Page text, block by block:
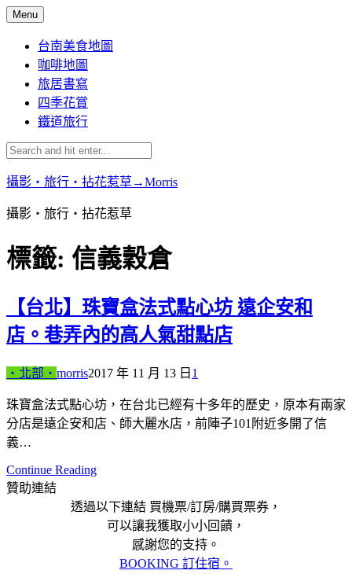
Skip
to
content
Menu
台南美食地圖
咖啡地圖
旅居書寫
四季花賞
鐵道旅行
攝影‧旅行‧拈花惹草→Morris
攝影‧旅行‧拈花惹草
標籤: 信義穀倉
【台北】珠寶盒法式點心坊 遠企安和
店。巷弄內的高人氣甜點店
‧北部‧ morris2017 年 11 月 13 日 1
珠寶盒法式點心坊，在台北已經有十多年的歷史，原本有兩家
分店是遠企安和店、師大麗水店，前陣子101附近多開了信
義…
Continue Reading
贊助連結
透過以下連結 買機票/訂房/購買票券，
可以讓我獲取小小回饋，
感謝您的支持。
BOOKING 訂住宿。